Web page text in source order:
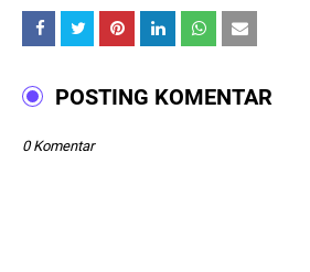
POSTING KOMENTAR
0 Komentar